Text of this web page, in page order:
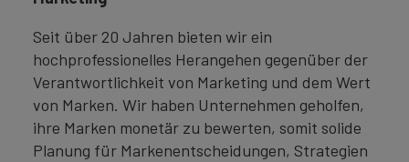
Seit über 20 Jahren bieten wir ein
hochprofessionelles Herangehen gegenüber der
Verantwortlichkeit von Marketing und dem Wert
von Marken. Wir haben Unternehmen geholfen,
ihre Marken monetär zu bewerten, somit solide
Planung für Markenentscheidungen, Strategien